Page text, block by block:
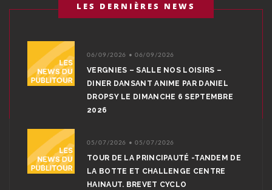
LES DERNIÈRES NEWS
06/09/2026 • 06/09/2026
VERGNIES – SALLE NOS LOISIRS –
DINER DANSANT ANIME PAR DANIEL
DROPSY LE DIMANCHE 6 SEPTEMBRE
2026
05/07/2026 • 05/07/2026
TOUR DE LA PRINCIPAUTÉ -TANDEM DE
LA BOTTE ET CHALLENGE CENTRE
HAINAUT. BREVET CYCLO